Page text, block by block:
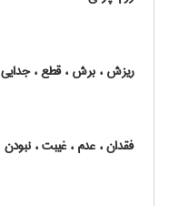
ریزش ، برش ، قطع ، جدایی
فقدان ، عدم ، غیبت ، نبودن